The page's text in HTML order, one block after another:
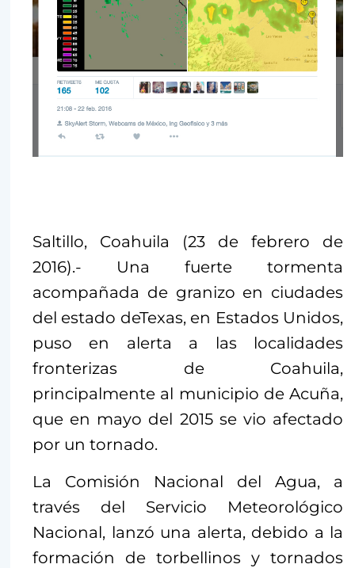
Saltillo, Coahuila (23 de febrero de
2016).- Una fuerte tormenta
acompañada de granizo en ciudades
del estado deTexas, en Estados Unidos,
puso en alerta a las localidades
fronterizas de Coahuila,
principalmente al municipio de Acuña,
que en mayo del 2015 se vio afectado
por un tornado.
La Comisión Nacional del Agua, a
través del Servicio Meteorológico
Nacional, lanzó una alerta, debido a la
formación de torbellinos y tornados